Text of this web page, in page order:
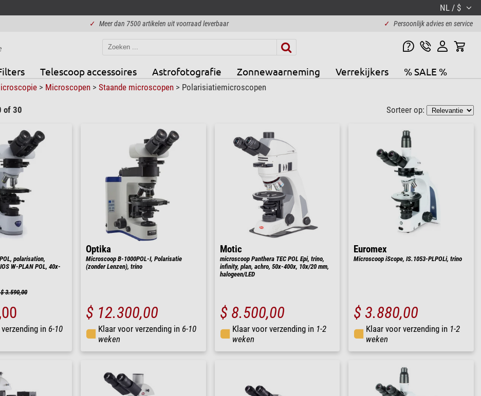
NL / $
✓ Meer dan 7500 artikelen uit voorraad leverbaar ✓ Persoonlijk advies en service
Telescoop accessoires Astrofotografie Zonnewaarneming Verrekijkers % SALE %
> Microscopen > Staande microscopen > Polarisiatiemicroscopen
of 30 Sorteer op:
polarisation,
W-PLAN POL, 40x-
3.590,00
in 6-10
Optika
Microscoop B-1000POL-I, Polarisatie
(zonder Lenzen), trino
$ 12.300,00
Klaar voor verzending in 6-10
weken
Motic
microscoop Panthera TEC POL Epi, trino,
infinity, plan, achro, 50x-400x, 10x/20 mm,
halogeen/LED
$ 8.500,00
Klaar voor verzending in 1-2
weken
Euromex
Microscoop iScope, IS.1053-PLPOLi, trino
$ 3.880,00
Klaar voor verzending in 1-2
weken